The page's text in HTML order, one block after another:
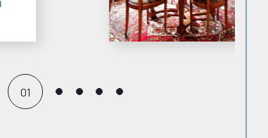
02